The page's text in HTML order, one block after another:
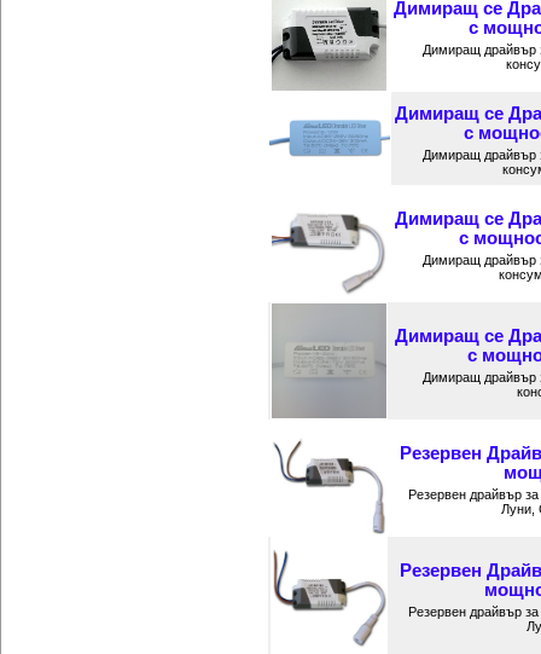
Димиращ се
с
Димиращ драйвър
Димиращ се
с
Димиращ драйвър
Димиращ се
с
Димиращ драйвър
Димиращ се
с
Димиращ драйвър
Резервен
Резервен драйвър
Луни,
Резервен
Резервен драйвър